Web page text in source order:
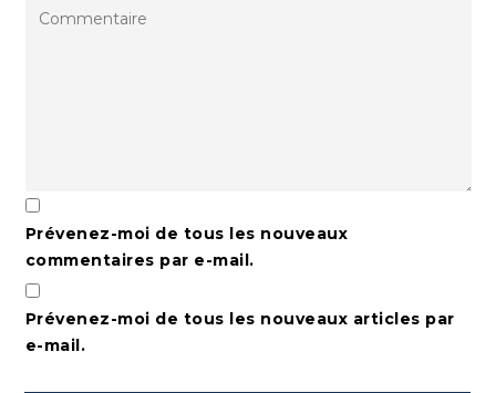
Prévenez-moi de tous les nouveaux
commentaires par e-mail.
Prévenez-moi de tous les nouveaux articles par
e-mail.